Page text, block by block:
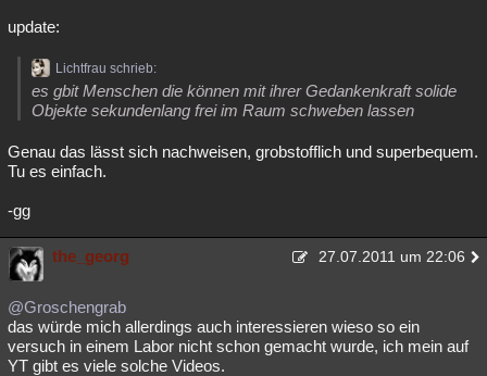
update:
Lichtfrau schrieb:
es gbit Menschen die können mit ihrer Gedankenkraft solide
Objekte sekundenlang frei im Raum schweben lassen
Genau das lässt sich nachweisen, grobstofflich und superbequem.
Tu es einfach.
-gg
the_georg 27.07.2011 um 22:06
@Groschengrab
das würde mich allerdings auch interessieren wieso so ein
versuch in einem Labor nicht schon gemacht wurde, ich mein auf
YT gibt es viele solche Videos.